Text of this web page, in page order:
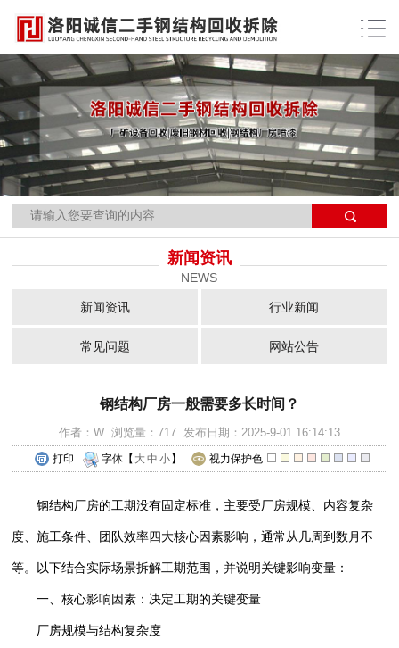
当前位置： 网站首页 >>
新闻资讯
NEWS
新闻资讯 行业新闻
常见问题 网站公告
钢结构厂房一般需要多长时间？
作者：W 浏览量：717 发布日期：2025-9-01 16:14:13
打印 字体【 大中 小 】 视力保护色
钢结构厂房的工期没有固定标准，主要受厂房规模、内容复杂
度、施工条件、团队效率四大核心因素影响，通常从几周到数月不
等。以下结合实际场景拆解工期范围，并说明关键影响变量：
一、核心影响因素：决定工期的关键变量
厂房规模与结构复杂度